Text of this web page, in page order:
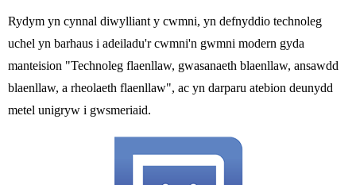
Rydym yn cynnal diwylliant y cwmni, yn defnyddio technoleg
uchel yn barhaus i adeiladu'r cwmni'n gwmni modern gyda
manteision "Technoleg flaenllaw, gwasanaeth blaenllaw, ansawdd
blaenllaw, a rheolaeth flaenllaw", ac yn darparu atebion deunydd
metel unigryw i gwsmeriaid.